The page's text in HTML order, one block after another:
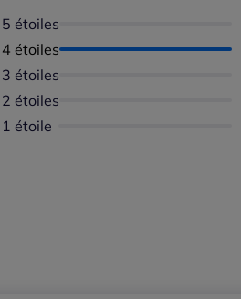
5 étoiles
4 étoiles
3 étoiles
2 étoiles
1 étoile